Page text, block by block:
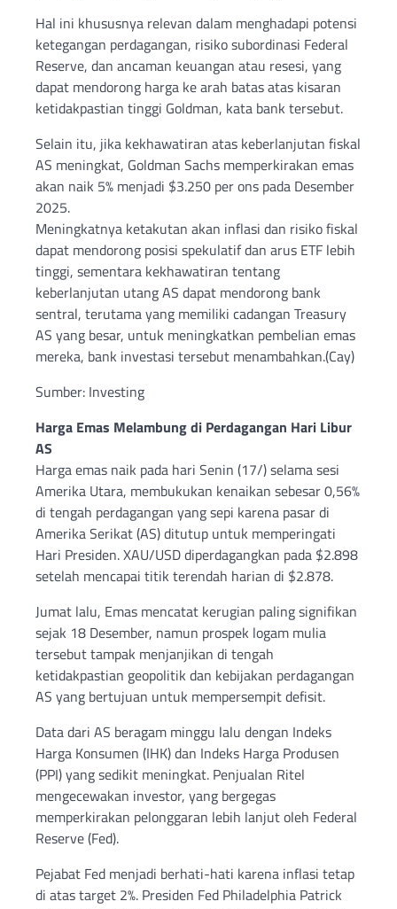
Hal ini khususnya relevan dalam menghadapi potensi
ketegangan perdagangan, risiko subordinasi Federal
Reserve, dan ancaman keuangan atau resesi, yang
dapat mendorong harga ke arah batas atas kisaran
ketidakpastian tinggi Goldman, kata bank tersebut.
Selain itu, jika kekhawatiran atas keberlanjutan fiskal
AS meningkat, Goldman Sachs memperkirakan emas
akan naik 5% menjadi $3.250 per ons pada Desember
2025.
Meningkatnya ketakutan akan inflasi dan risiko fiskal
dapat mendorong posisi spekulatif dan arus ETF lebih
tinggi, sementara kekhawatiran tentang
keberlanjutan utang AS dapat mendorong bank
sentral, terutama yang memiliki cadangan Treasury
AS yang besar, untuk meningkatkan pembelian emas
mereka, bank investasi tersebut menambahkan.(Cay)
Sumber: Investing
Harga Emas Melambung di Perdagangan Hari Libur
AS
Harga emas naik pada hari Senin (17/) selama sesi
Amerika Utara, membukukan kenaikan sebesar 0,56%
di tengah perdagangan yang sepi karena pasar di
Amerika Serikat (AS) ditutup untuk memperingati
Hari Presiden. XAU/USD diperdagangkan pada $2.898
setelah mencapai titik terendah harian di $2.878.
Jumat lalu, Emas mencatat kerugian paling signifikan
sejak 18 Desember, namun prospek logam mulia
tersebut tampak menjanjikan di tengah
ketidakpastian geopolitik dan kebijakan perdagangan
AS yang bertujuan untuk mempersempit defisit.
Data dari AS beragam minggu lalu dengan Indeks
Harga Konsumen (IHK) dan Indeks Harga Produsen
(PPI) yang sedikit meningkat. Penjualan Ritel
mengecewakan investor, yang bergegas
memperkirakan pelonggaran lebih lanjut oleh Federal
Reserve (Fed).
Pejabat Fed menjadi berhati-hati karena inflasi tetap
di atas target 2%. Presiden Fed Philadelphia Patrick